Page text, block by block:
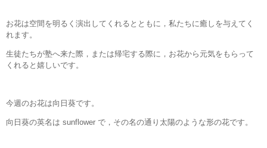
お花は空間を明るく演出してくれるとともに，私たちに癒しを与えてく
れます。
生徒たちが塾へ来た際，または帰宅する際に，お花から元気をもらって
くれると嬉しいです。
今週のお花は向日葵です。
向日葵の英名は sunflower で，その名の通り太陽のような形の花です。